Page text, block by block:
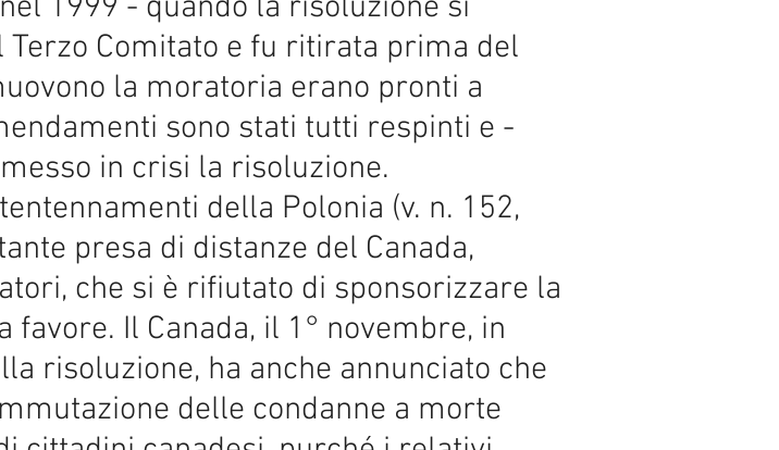
1999 - quando la risoluzione si
Comitato e fu ritirata prima del
la moratoria erano pronti a
sono stati tutti respinti e -
in crisi la risoluzione.
della Polonia (v. n. 152,
presa di distanze del Canada,
che si è rifiutato di sponsorizzare la
favore. Il Canada, il 1° novembre, in
risoluzione, ha anche annunciato che
delle condanne a morte